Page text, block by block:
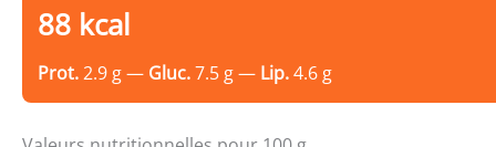
88 kcal
Prot.2.9 g — Gluc.7.5 g — Lip.4.6 g